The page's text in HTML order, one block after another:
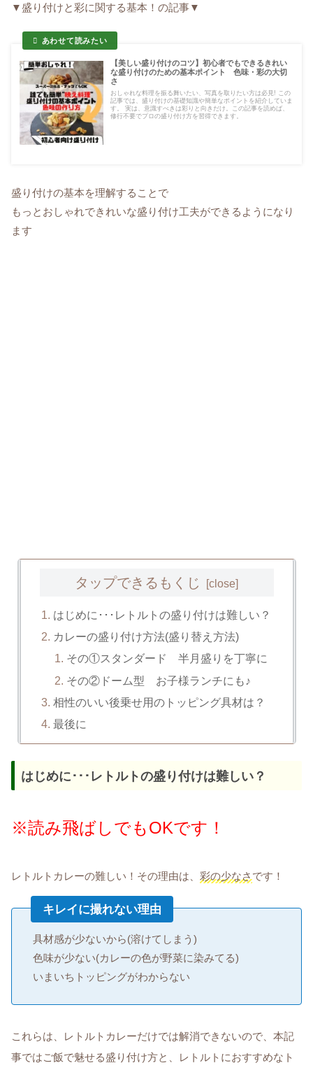
▼盛り付けと彩に関する基本！の記事▼
【美しい盛り付けのコツ】初心者でもできるきれい
な盛り付けのための基本ポイント 色味・彩の大切
さ
おしゃれな料理を振る舞いたい、写真を取りたい方は必見! この
記事では、盛り付けの基礎知識や簡単なポイントを紹介していま
す。 実は、意識すべきは彩りと向きだけ。この記事を読めば、
修行不要でプロの盛り付け方を習得できます。
盛り付けの基本を理解することで
もっとおしゃれできれいな盛り付け工夫ができるようになり
ます
タップできるもくじ
はじめに･･･レトルトの盛り付けは難しい？
カレーの盛り付け方法(盛り替え方法)
その①スタンダード 半月盛りを丁寧に
その②ドーム型 お子様ランチにも♪
相性のいい後乗せ用のトッピング具材は？
最後に
はじめに･･･レトルトの盛り付けは難しい？
※読み飛ばしでもOKです！
レトルトカレーの難しい！その理由は、 彩の少なさです！
キレイに撮れない理由
具材感が少ないから(溶けてしまう)
色味が少ない(カレーの色が野菜に染みてる)
いまいちトッピングがわからない
これらは、レトルトカレーだけでは解消できないので、本記
事ではご飯で魅せる盛り付け方と、レトルトにおすすめなト